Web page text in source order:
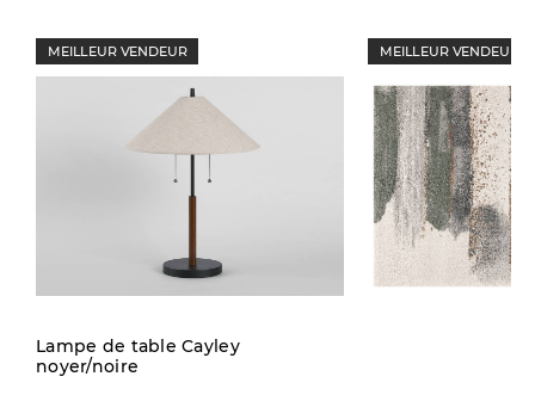
MEILLEUR VENDEUR
Lampe de table Cayley
noyer/noire
MEILLEUR VENDEUR